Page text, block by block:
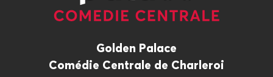
Golden Palace
Comédie Centrale de Charleroi